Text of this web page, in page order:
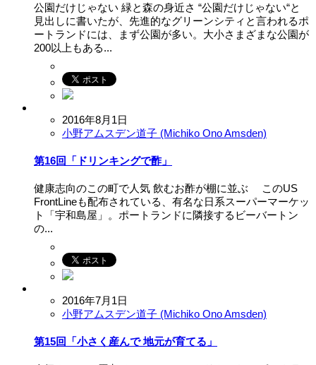
公園だけじゃない 緑と森の身近さ “公園だけじゃない“と
見出しに書いたが、先進的なグリーンシティと言われるポ
ートランドには、まず公園が多い。大小さまざまな公園が
200以上もある...
2016年8月1日
小野アムスデン道子 (Michiko Ono Amsden)
第16回「ドリンキングで酢」
健康志向のこの町で人気 飲むお酢が棚に並ぶ このUS
FrontLineも配布されている、有名な日系スーパーマーケッ
ト「宇和島屋」。ポートランドに隣接するビーバートン
の...
2016年7月1日
小野アムスデン道子 (Michiko Ono Amsden)
第15回「小さく産んで 地元が育てる」